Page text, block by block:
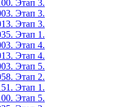
Этап 3.
Этап 3.
Этап 3.
Этап 1.
Этап 4.
Этап 4.
Этап 5.
Этап 2.
Этап 1.
Этап 5.